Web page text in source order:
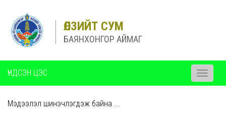
ӨЛЗИЙТ СУМ
БАЯНХОНГОР АЙМАГ
ҮНДСЭН ЦЭС
Toggle
Мэдээлэл шинэчлэгдэж байна ...